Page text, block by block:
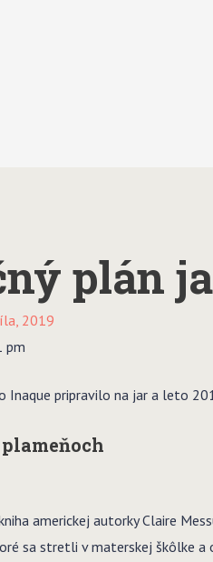
plán
2019
pm
Inaque pripravilo na jar a leto
americkej autorky Claire
sa stretli v materskej škôlke a